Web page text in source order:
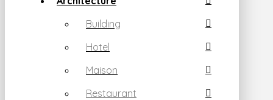
Building
Hotel
Maison
Restaurant